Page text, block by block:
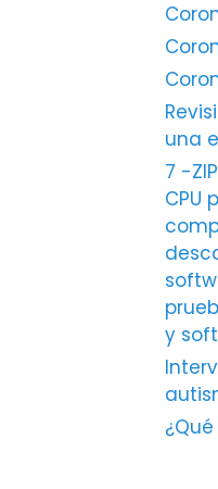
una
7 -
CPU
y